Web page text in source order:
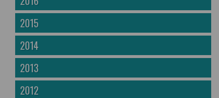
2015
2014
2013
2012